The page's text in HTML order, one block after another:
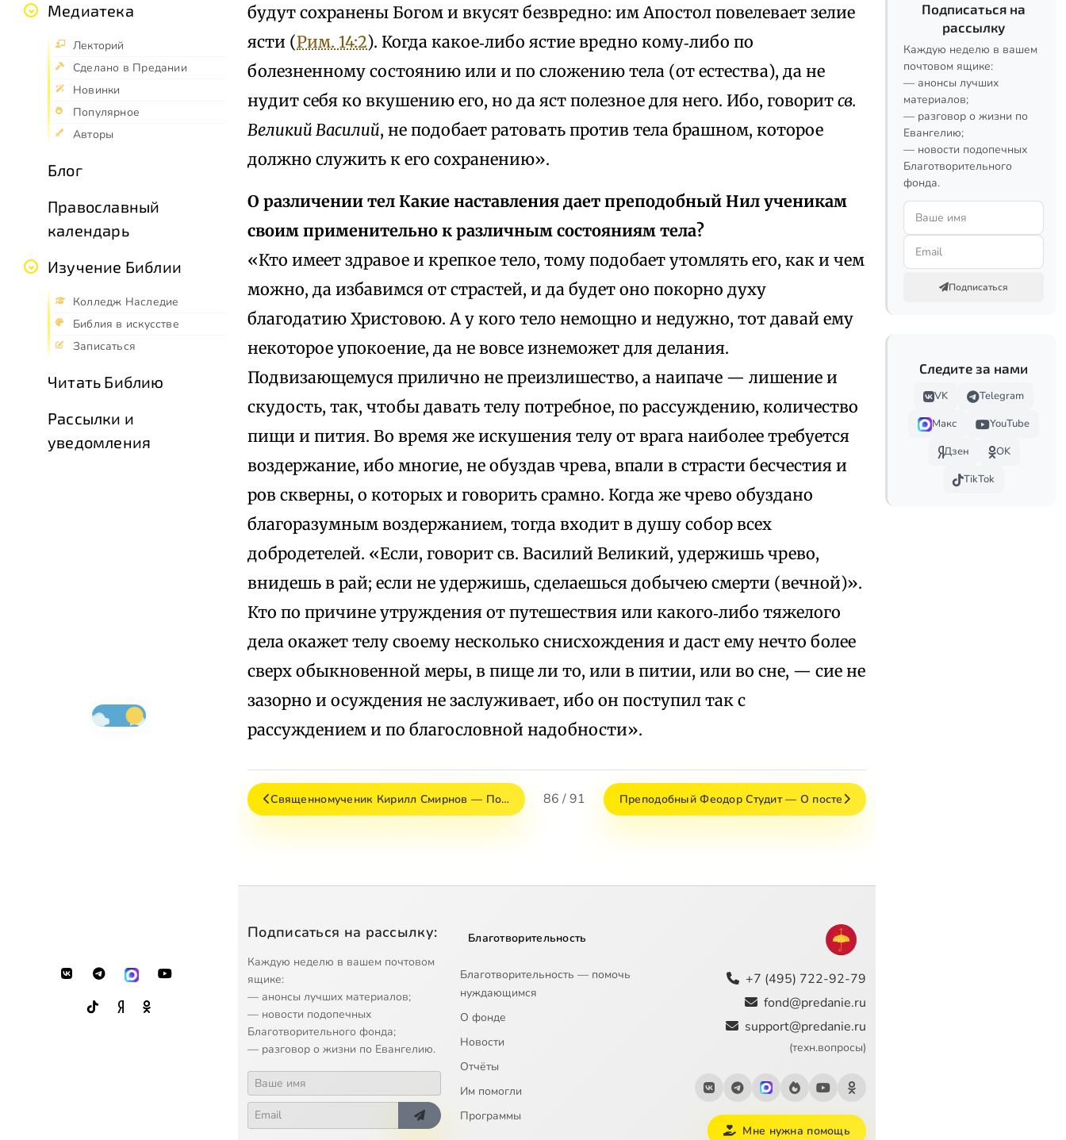
Медиатека
Лекторий
Сделано в Предании
Новинки
Популярное
Авторы
Блог
Православный
календарь
Изучение Библии
Колледж Наследие
Библия в искусстве
Записаться
Читать Библию
Рассылки и
уведомления
будут сохранены Богом и вкусят безвредно: им Апостол повелевает зелие
ясти (Рим. 14:2). Когда какое‑либо ястие вредно кому‑либо по
болезненному состоянию или и по сложению тела (от естества), да не
нудит себя ко вкушению его, но да яст полезное для него. Ибо, говорит св.
Великий Василий, не подобает ратовать против тела брашном, которое
должно служить к его сохранению».
О различении тел Какие наставления дает преподобный Нил ученикам
своим применительно к различным состояниям тела?
«Кто имеет здравое и крепкое тело, тому подобает утомлять его, как и чем
можно, да избавимся от страстей, и да будет оно покорно духу
благодатию Христовою. А у кого тело немощно и недужно, тот давай ему
некоторое упокоение, да не вовсе изнеможет для делания.
Подвизающемуся прилично не преизлишество, а наипаче — лишение и
скудость, так, чтобы давать телу потребное, по рассуждению, количество
пищи и пития. Во время же искушения телу от врага наиболее требуется
воздержание, ибо многие, не обуздав чрева, впали в страсти бесчестия и
ров скверны, о которых и говорить срамно. Когда же чрево обуздано
благоразумным воздержанием, тогда входит в душу собор всех
добродетелей. «Если, говорит св. Василий Великий, удержишь чрево,
внидешь в рай; если не удержишь, сделаешься добычею смерти (вечной)».
Кто по причине утруждения от путешествия или какого‑либо тяжелого
дела окажет телу своему несколько снисхождения и даст ему нечто более
сверх обыкновенной меры, в пище ли то, или в питии, или во сне, — сие не
зазорно и осуждения не заслуживает, ибо он поступил так с
рассуждением и по благословной надобности».
Священномученик Кирилл Смирнов — По… 86 / 91 Преподобный Феодор Студит — О посте
Подписаться на рассылку:
Каждую неделю в вашем почтовом
ящике:
— анонсы лучших материалов;
— новости подопечных
Благотворительного фонда;
— разговор о жизни по Евангелию.
Благотворительность
Благотворительность — помочь
нуждающимся
О фонде
Новости
Отчёты
Им помогли
Программы
+7 (495) 722-92-79
fond@predanie.ru
support@predanie.ru
(техн.вопросы)
Мне нужна помощь
Подписаться на
рассылку
Каждую неделю в вашем
почтовом ящике:
— анонсы лучших
материалов;
— разговор о жизни по
Евангелию;
— новости подопечных
Благотворительного
фонда.
Подписаться
Следите за нами
VK
Telegram
Макс
YouTube
Дзен
OK
TikTok